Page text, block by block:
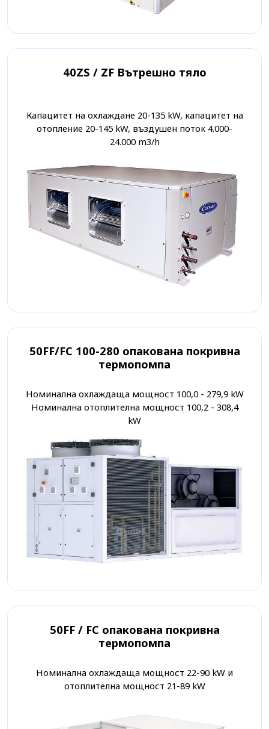
40ZS / ZF Вътрешно тяло
Капацитет на охлаждане 20-135 kW, капацитет на
отопление 20-145 kW, въздушен поток 4.000-
24.000 m3/h
50FF/FC 100-280 опакована покривна
термопомпа
Номинална охлаждаща мощност 100,0 - 279,9 kW
Номинална отоплителна мощност 100,2 - 308,4
kW
50FF / FC опакована покривна
термопомпа
Номинална охлаждаща мощност 22-90 kW и
отоплителна мощност 21-89 kW